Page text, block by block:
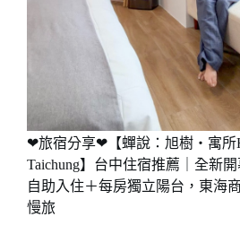
❤旅宿分享❤【蟬說：旭樹・寓所
Taichung】台中住宿推薦｜全新開
自助入住＋每房獨立陽台，東海
慢旅